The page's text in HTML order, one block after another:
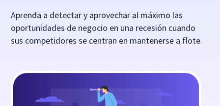
Aprenda a detectar y aprovechar al máximo las
oportunidades de negocio en una recesión cuando
sus competidores se centran en mantenerse a flote.